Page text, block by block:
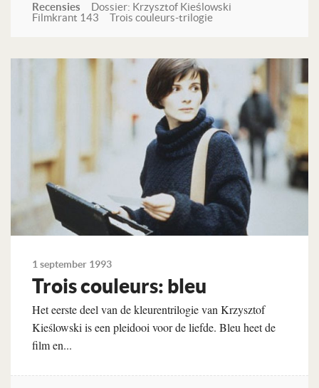
Recensies
Dossier: Krzysztof Kieślowski
Filmkrant 143
Trois couleurs-trilogie
Lees verder
1 september 1993
Trois couleurs: bleu
Het eerste deel van de kleurentrilogie van Krzysztof
Kieślowski is een pleidooi voor de liefde. Bleu heet de
film en...